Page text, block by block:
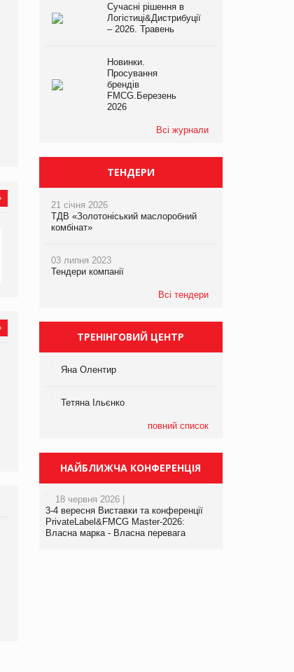
Bosch заявила про повне
Олексій Логачов-Михайлов
департаменту з
Сучасні рішення в
Логістиці&Дистрибуції
– 2026. Травень
Новинки.
Просування
брендів
FMCG.Березень
2026
Всі журнали
ТЕНДЕРИ
21 січня 2026
ТДВ «Золотоніський маслоробний
комбінат»
03 липня 2023
Тендери компанії
Всі тендери
ТРЕНІНГОВИЙ ЦЕНТР
Яна Олентир
Тетяна Ільєнко
повний список
НАЙБЛИЖЧА КОНФЕРЕНЦІЯ
18 червня 2026 |
3-4 вересня Виставки та конференції
PrivateLabel&FMCG Master-2026:
Власна марка - Власна перевага